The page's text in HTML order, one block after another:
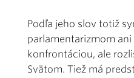
Podľa jeho slov totiž
parlamentarizmom
konfrontáciou, ale
Svätom. Tiež má